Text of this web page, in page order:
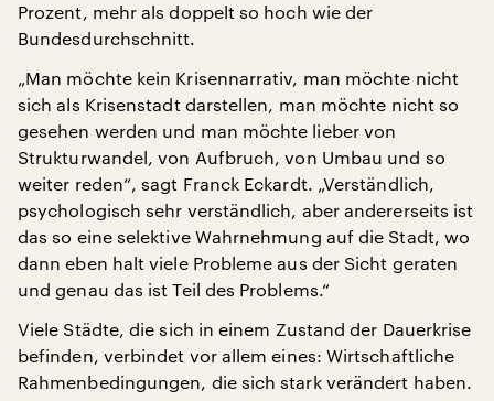
Prozent, mehr als doppelt so hoch wie der
Bundesdurchschnitt.
„Man möchte kein Krisennarrativ, man möchte nicht
sich als Krisenstadt darstellen, man möchte nicht so
gesehen werden und man möchte lieber von
Strukturwandel, von Aufbruch, von Umbau und so
weiter reden“, sagt Franck Eckardt. „Verständlich,
psychologisch sehr verständlich, aber andererseits ist
das so eine selektive Wahrnehmung auf die Stadt, wo
dann eben halt viele Probleme aus der Sicht geraten
und genau das ist Teil des Problems.“
Viele Städte, die sich in einem Zustand der Dauerkrise
befinden, verbindet vor allem eines: Wirtschaftliche
Rahmenbedingungen, die sich stark verändert haben.